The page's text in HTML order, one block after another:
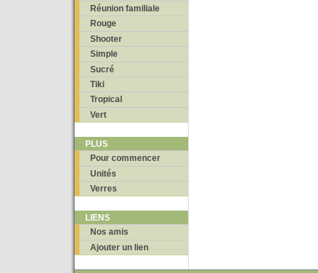
Réunion familiale
Rouge
Shooter
Simple
Sucré
Tiki
Tropical
Vert
PLUS
Pour commencer
Unités
Verres
LIENS
Nos amis
Ajouter un lien